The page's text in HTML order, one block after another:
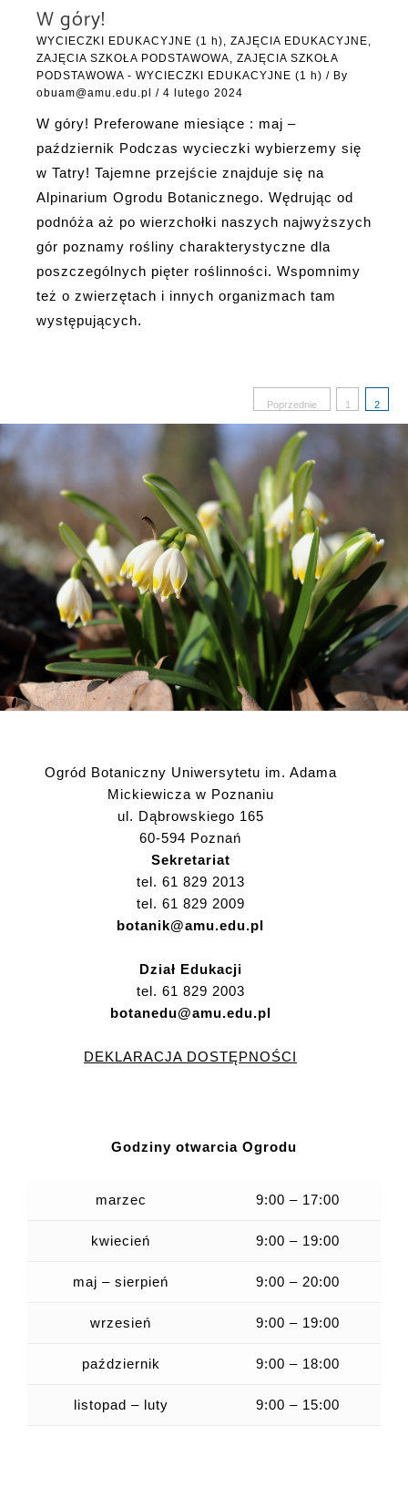
W góry!
WYCIECZKI EDUKACYJNE (1 h), ZAJĘCIA EDUKACYJNE,
ZAJĘCIA SZKOŁA PODSTAWOWA, ZAJĘCIA SZKOŁA
PODSTAWOWA - WYCIECZKI EDUKACYJNE (1 h) / By
obuam@amu.edu.pl
/ 4 lutego 2024
W góry! Preferowane miesiące : maj –
październik Podczas wycieczki wybierzemy się
w Tatry! Tajemne przejście znajduje się na
Alpinarium Ogrodu Botanicznego. Wędrując od
podnóża aż po wierzchołki naszych najwyższych
gór poznamy rośliny charakterystyczne dla
poszczególnych pięter roślinności. Wspomnimy
też o zwierzętach i innych organizmach tam
występujących.
wpisów
Poprzednie 1 2
Ogród Botaniczny Uniwersytetu im. Adama
Mickiewicza w Poznaniu
ul. Dąbrowskiego 165
60-594 Poznań
Sekretariat
tel. 61 829 2013
tel. 61 829 2009
botanik@amu.edu.pl
Dział Edukacji
tel. 61 829 2003
botanedu@amu.edu.pl
DEKLARACJA DOSTĘPNOŚCI
Godziny otwarcia Ogrodu
marzec 9:00 – 17:00
kwiecień 9:00 – 19:00
maj – sierpień 9:00 – 20:00
wrzesień 9:00 – 19:00
październik 9:00 – 18:00
listopad – luty 9:00 – 15:00